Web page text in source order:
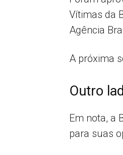
Vítimas da
Agência
A próxima
Outro
Em nota, a
para suas